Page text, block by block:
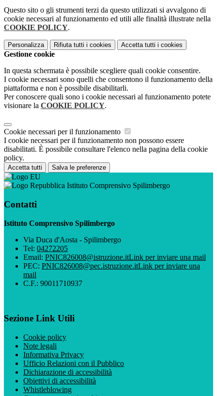
Questo sito o gli strumenti terzi da questo utilizzati si avvalgono di
cookie necessari al funzionamento ed utili alle finalità illustrate nella
COOKIE POLICY.
Personalizza Rifiuta tutti i cookies Accetta tutti i cookies
Gestione cookie
In questa schermata è possibile scegliere quali cookie consentire.
I cookie necessari sono quelli che consentono il funzionamento della
piattaforma e non è possibile disabilitarli.
Per conoscere quali sono i cookie necessari al funzionamento potete
visionare la COOKIE POLICY.
Cookie necessari per il funzionamento
I cookie necessari per il funzionamento non possono essere
disabilitati. È possibile consultare l'elenco nella pagina della cookie
policy.
Accetta tutti Salva le preferenze
Istituto Comprensivo Spilimbergo
Contatti
Istituto Comprensivo Spilimbergo
Via Duca d'Aosta - Spilimbergo
Tel: 04272205
Email: PNIC826008@istruzione.itLink per inviare una mail
PEC: PNIC826008@pec.istruzione.itLink per inviare una
mail
C.F.: 90011710937
Sezione Link Utili
Cookie policy
Note legali
Informativa Privacy
Ufficio Relazioni con il Pubblico
Dichiarazione di accessibilità
Obiettivi di accessibilità
Whistleblowing